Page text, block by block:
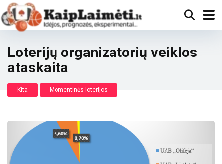
Loterijų organizatorių veiklos
ataskaita
Kita Momentinės loterijos